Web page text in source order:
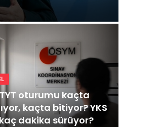
TYT oturumu kaçta
kaçta bitiyor? YKS
dakika sürüyor?